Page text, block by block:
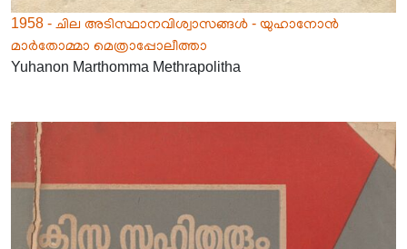
1958 - ചില അടിസ്ഥാനവിശ്വാസങ്ങൾ - യുഹാനോൻ
മാർതോമ്മാ മെത്രാപ്പോലീത്താ
Yuhanon Marthomma Methrapolitha